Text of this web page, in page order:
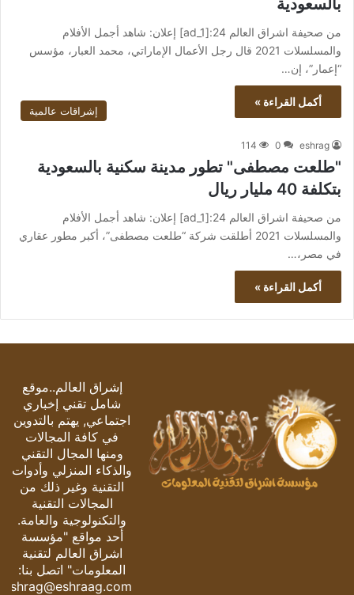
بالسعودية
من صحيفة اشراق العالم 24:[ad_1] إعلان: شاهد أجمل الأفلام
والمسلسلات 2021 قال رجل الأعمال الإماراتي، محمد العبار، مؤسس
“إعمار”، إن…
أكمل القراءة »
إشراقات عالمية
eshrag
0
114
"طلعت مصطفى" تطور مدينة سكنية بالسعودية
بتكلفة 40 مليار ريال
من صحيفة اشراق العالم 24:[ad_1] إعلان: شاهد أجمل الأفلام
والمسلسلات 2021 أطلقت شركة “طلعت مصطفى”، أكبر مطور عقاري
في مصر،…
أكمل القراءة »
إشراق العالم..موقع
شامل تقني إخباري
اجتماعي, يهتم بالتدوين
في كافة المجالات
ومنها المجال التقني
والذكاء المنزلي وأدوات
التقنية وغير ذلك من
المجالات التقنية
والتكنولوجية والعامة.
أحد مواقع "مؤسسة
اشراق العالم لتقنية
المعلومات" اتصل بنا:
eshrag@eshraag.com